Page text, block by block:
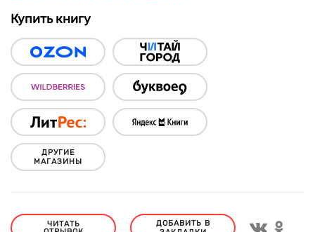
Купить книгу
ДРУГИЕ
МАГАЗИНЫ
ЧИТАТЬ
ДОБАВИТЬ В